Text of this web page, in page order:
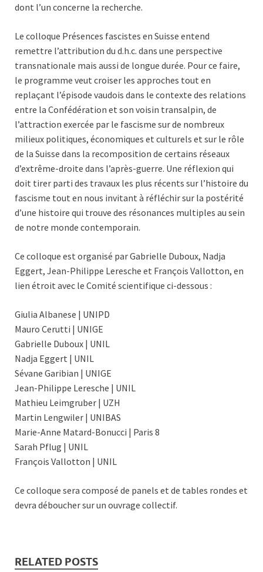
dont l’un concerne la recherche.
Le colloque Présences fascistes en Suisse entend
remettre l’attribution du d.h.c. dans une perspective
transnationale mais aussi de longue durée. Pour ce faire,
le programme veut croiser les approches tout en
replaçant l’épisode vaudois dans le contexte des relations
entre la Confédération et son voisin transalpin, de
l’attraction exercée par le fascisme sur de nombreux
milieux politiques, économiques et culturels et sur le rôle
de la Suisse dans la recomposition de certains réseaux
d’extrême-droite dans l’après-guerre. Une réflexion qui
doit tirer parti des travaux les plus récents sur l’histoire du
fascisme tout en nous invitant à réfléchir sur la postérité
d’une histoire qui trouve des résonances multiples au sein
de notre monde contemporain.
Ce colloque est organisé par Gabrielle Duboux, Nadja
Eggert, Jean-Philippe Leresche et François Vallotton, en
lien étroit avec le Comité scientifique ci-dessous :
Giulia Albanese | UNIPD
Mauro Cerutti | UNIGE
Gabrielle Duboux | UNIL
Nadja Eggert | UNIL
Sévane Garibian | UNIGE
Jean-Philippe Leresche | UNIL
Mathieu Leimgruber | UZH
Martin Lengwiler | UNIBAS
Marie-Anne Matard-Bonucci | Paris 8
Sarah Pflug | UNIL
François Vallotton | UNIL
Ce colloque sera composé de panels et de tables rondes et
devra déboucher sur un ouvrage collectif.
RELATED POSTS